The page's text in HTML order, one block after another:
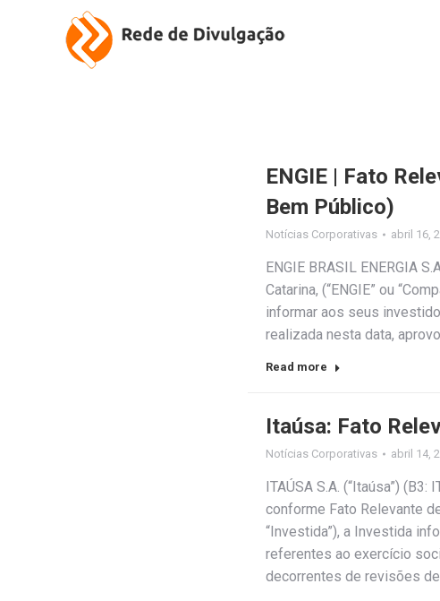
ENGIE | Fato
Bem Público)
Notícias Corporativas abril 16,
ENGIE BRASIL ENERGIA
Catarina, (“ENGIE” ou
informar aos seus
realizada nesta data,
Read more
Itaúsa: Fato
Notícias Corporativas abril 14,
ITAÚSA S.A. (“Itaúsa”)
conforme Fato Relevante
“Investida”), a Investida
referentes ao exercício
decorrentes de revisões